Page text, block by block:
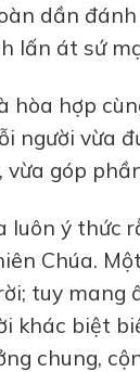
dần
lấn át sứ
hòa hợp
người vừa
vừa góp
luôn ý thức
Chúa.
tuy mang
khác biệt
chung,